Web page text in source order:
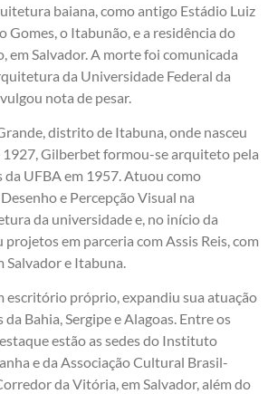
baiana, como antigo Estádio Luiz
Gomes, o Itabunão, e a residência do
em Salvador. A morte foi comunicada
da Universidade Federal da
nota de pesar.
distrito de Itabuna, onde nasceu
Gilberbet formou-se arquiteto pela
da UFBA em 1957. Atuou como
e Percepção Visual na
da universidade e, no início da
em parceria com Assis Reis, com
Salvador e Itabuna.
escritório próprio, expandiu sua atuação
Bahia, Sergipe e Alagoas. Entre os
estão as sedes do Instituto
e da Associação Cultural Brasil-
da Vitória, em Salvador, além do